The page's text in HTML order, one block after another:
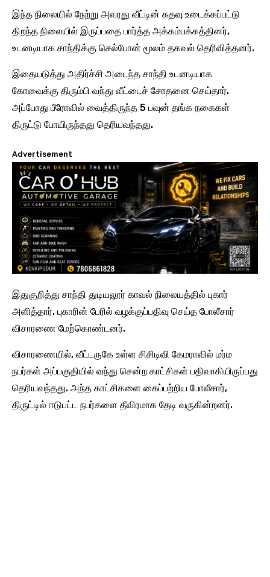
இந்த நிலையில் நேற்று அவரது வீட்டின் கதவு உடைக்கப்பட்டு
திறந்த நிலையில் இருப்பதை பார்த்த அக்கம்பக்கத்தினர்,
உடனடியாக சாந்திக்கு செல்போன் மூலம் தகவல் தெரிவித்தனர்.
இதையடுத்து அதிர்ச்சி அடைந்த சாந்தி உடனடியாக
கோவைக்கு திரும்பி வந்து வீட்டைச் சோதனை செய்தார்.
அப்போது பீரோவில் வைத்திருந்த 5 பவுன் தங்க நகைகள்
திருட்டு போயிருந்தது தெரியவந்தது.
Advertisement
இதுகுறித்து சாந்தி துடியலூர் காவல் நிலையத்தில் புகார்
அளித்தார். புகாரின் பேரில் வழக்குப்பதிவு செய்த போலீசார்
விசாரணை மேற்கொண்டனர்.
விசாரணையில், வீட்டருகே உள்ள சிசிடிவி கேமராவில் மர்ம
நபர்கள் அப்பகுதியில் வந்து சென்ற காட்சிகள் பதிவாகியிருப்பது
தெரியவந்தது. அந்த காட்சிகளை கைப்பற்றிய போலீசார்,
திருட்டில் ஈடுபட்ட நபர்களை தீவிரமாக தேடி வருகின்றனர்.